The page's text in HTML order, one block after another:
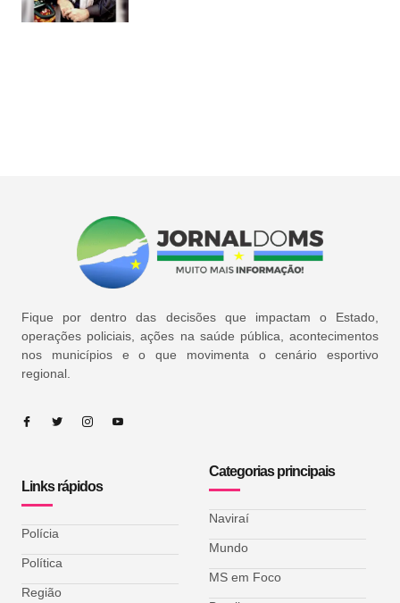
Fique por dentro das decisões que impactam o Estado,
operações policiais, ações na saúde pública, acontecimentos
nos municípios e o que movimenta o cenário esportivo
regional.
Links rápidos
Polícia
Política
Região
Categorias principais
Naviraí
Mundo
MS em Foco